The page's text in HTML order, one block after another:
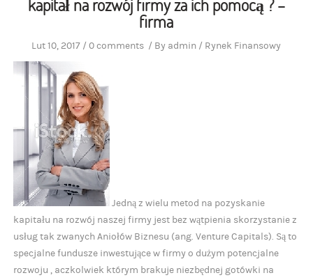
kapitał na rozwój firmy za ich pomocą ? –
firma
Lut 10, 2017 /0 comments / By admin / Rynek Finansowy
Jedną z wielu metod na pozyskanie
kapitału na rozwój naszej firmy jest bez wątpienia skorzystanie z
usług tak zwanych Aniołów Biznesu (ang. Venture Capitals). Są to
specjalne fundusze inwestujące w firmy o dużym potencjalne
rozwoju , aczkolwiek którym brakuje niezbędnej gotówki na